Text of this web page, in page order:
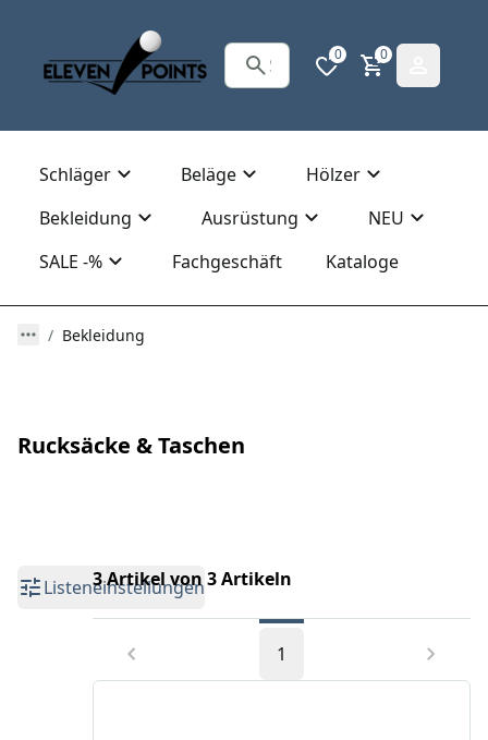
0 0
Schläger Beläge
Hölzer
Bekleidung
Ausrüstung
NEU
SALE -%
Fachgeschäft Kataloge
Bekleidung
Rucksäcke & Taschen
Listeneinstellungen
3 Artikel von 3 Artikeln
1